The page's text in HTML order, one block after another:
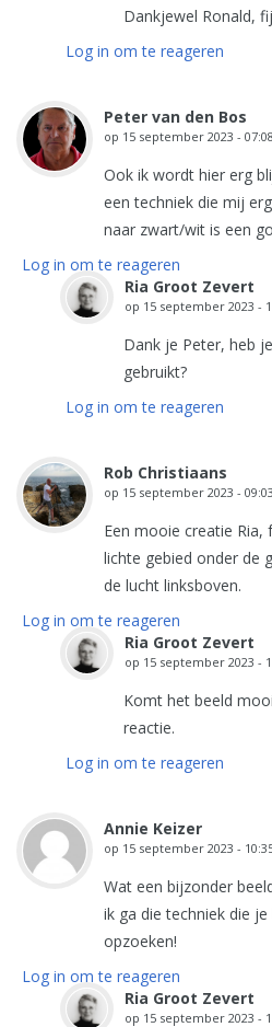
Dankjewel Ronald,
Log in om te reageren
Peter van den Bos
op 15 september 2023 - 07:08
Ook ik wordt hier erg
een techniek die mij
naar zwart/wit is een
Log in om te reageren
Ria Groot Zevert
op 15 september 2023 -
Dank je Peter, heb
gebruikt?
Log in om te reageren
Rob Christiaans
op 15 september 2023 - 09:03
Een mooie creatie
lichte gebied onder de
de lucht linksboven.
Log in om te reageren
Ria Groot Zevert
op 15 september 2023 -
Komt het beeld
reactie.
Log in om te reageren
Annie Keizer
op 15 september 2023 -
Wat een bijzonder
ik ga die techniek die
opzoeken!
Log in om te reageren
Ria Groot Zevert
op 15 september 2023 -